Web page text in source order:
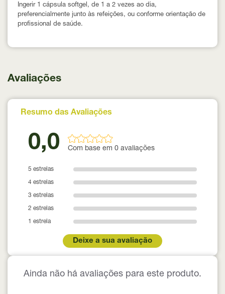
Ingerir 1 cápsula softgel, de 1 a 2 vezes ao dia,
preferencialmente junto às refeições, ou conforme orientação de
profissional de saúde.
Avaliações
Resumo das Avaliações
0,0 Com base em 0 avaliações
5 estrelas
4 estrelas
3 estrelas
2 estrelas
1 estrela
Deixe a sua avaliação
Ainda não há avaliações para este produto.